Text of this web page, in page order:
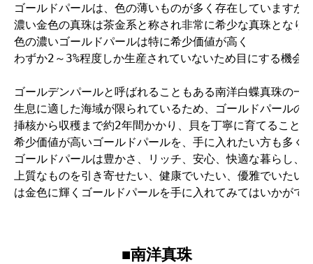
ゴールドパールは、色の薄いものが多く存在していますが
濃い金色の真珠は茶金系と称され非常に希少な真珠となり
色の濃いゴールドパールは特に希少価値が高く
わずか2～3%程度しか生産されていないため目にする機会
ゴールデンパールと呼ばれることもある南洋白蝶真珠の一
生息に適した海域が限られているため、ゴールドパール
挿核から収穫まで約2年間かかり、貝を丁寧に育てること
希少価値が高いゴールドパールを、手に入れたい方も多く
ゴールドパールは豊かさ、リッチ、安心、快適な暮らし、
上質なものを引き寄せたい、健康でいたい、優雅でいたい
は金色に輝くゴールドパールを手に入れてみてはいかがで
■南洋真珠